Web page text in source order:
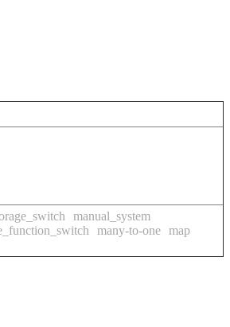
manual_system
many-to-one map